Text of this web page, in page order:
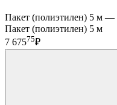
Пакет (полиэтилен) 5 м —
Пакет (полиэтилен) 5 м
7 67575₽